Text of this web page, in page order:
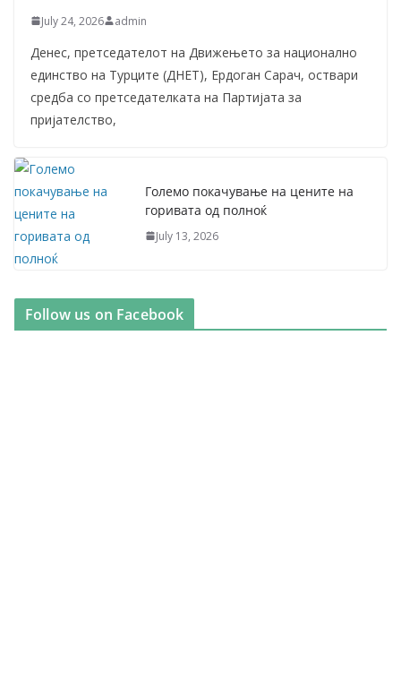
July 24, 2026 admin
Денес, претседателот на Движењето за национално
единство на Турците (ДНЕТ), Ердоган Сарач, оствари
средба со претседателката на Партијата за
пријателство,
Големо покачување на цените на
горивата од полноќ
July 13, 2026
Follow us on Facebook